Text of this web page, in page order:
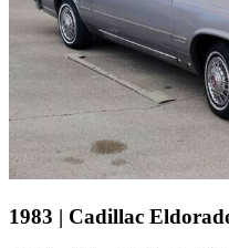
1983 | Cadillac